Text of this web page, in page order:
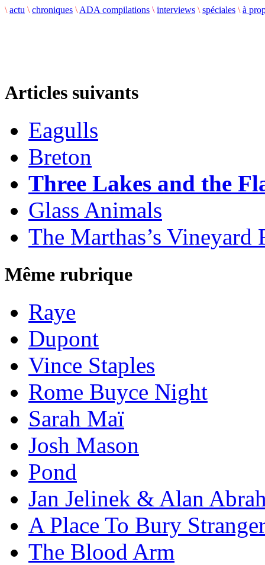
\ actu \ chroniques \ ADA compilations \ interviews \ spéciales \ à
Articles suivants
Eagulls
Breton
Three Lakes and the
Glass Animals
The Marthas’s Vineyard
Même rubrique
Raye
Dupont
Vince Staples
Rome Buyce Night
Sarah Maï
Josh Mason
Pond
Jan Jelinek & Alan
A Place To Bury
The Blood Arm